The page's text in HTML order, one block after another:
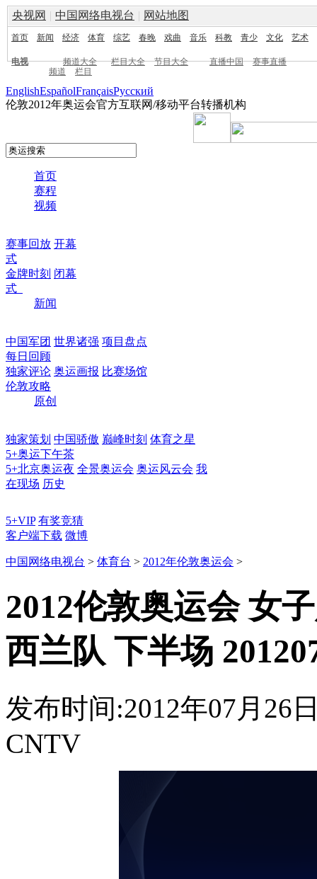
央视网 | 中国网络电视台 | 网站地图
首页 新闻 经济 体育 综艺 春晚 戏曲 音乐 科教 青少 文化 艺术
电视 频道大全 栏目大全 节目大全 直播中国
赛事直播
频道
栏目
EnglishEspañolFrançaisPусский
伦敦2012年奥运会官方互联网/移动平台转播机构
首页
赛程
视频
赛事回放 开幕
式
金牌时刻 闭幕
式
新闻
中国军团 世界诸强 项目盘点
每日回顾
独家评论 奥运画报 比赛场馆
伦敦攻略
原创
独家策划 中国骄傲 巅峰时刻 体育之星
5+奥运下午茶
5+北京奥运夜 全景奥运会 奥运风云会 我
在现场 历史
5+VIP 有奖竞猜
客户端下载 微博
中国网络电视台 > 体育台 > 2012年伦敦奥运会 >
2012伦敦奥运会 女
西兰队 下半场
发布时间:2012年07月26
CNTV